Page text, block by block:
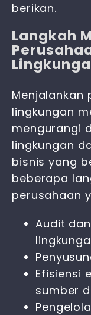
berikan.
Langkah
Menjalankan
lingkungan
mengurangi
lingkungan
bisnis yang
beberapa
perusahaan
Audit
Efisiensi
sumber